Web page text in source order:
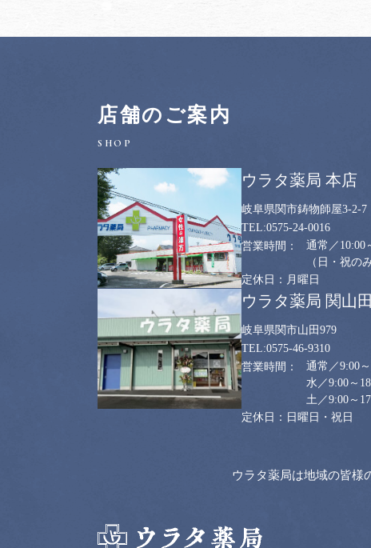
店舗のご案内
ウラタ薬局 本店
岐阜県関市鋳物師屋3-2-7
0575-24-0016
通常／10:00
（日・祝の
月曜日
ウラタ薬局 関山
岐阜県関市山田979
0575-46-9310
通常／9:00
水／9:00～
土／9:00～
日曜日・祝日
ウラタ薬局は地域の皆様